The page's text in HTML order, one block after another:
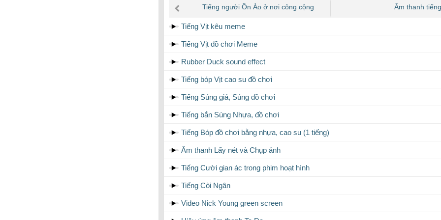
thanh
Tiếng người Ồn Ào ở nơi công cộng Âm thanh
Tiếng Vịt kêu meme
Tiếng Vịt đồ chơi Meme
Rubber Duck sound effect
Tiếng bóp Vịt cao su đồ chơi
Tiếng Súng giả, Súng đồ chơi
Tiếng bắn Súng Nhựa, đồ chơi
Tiếng Bóp đồ chơi bằng nhựa, cao su (1 tiếng)
Âm thanh Lấy nét và Chụp ảnh
Tiếng Cười gian ác trong phim hoạt hình
Tiếng Còi Ngân
Video Nick Young green screen